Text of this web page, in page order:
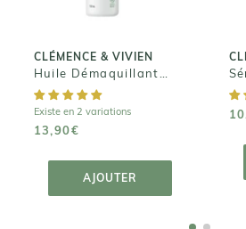
CLÉMENCE & VIVIEN
Existe en 2 variations
13,90€
AJOUTER
13,90€
PANIER